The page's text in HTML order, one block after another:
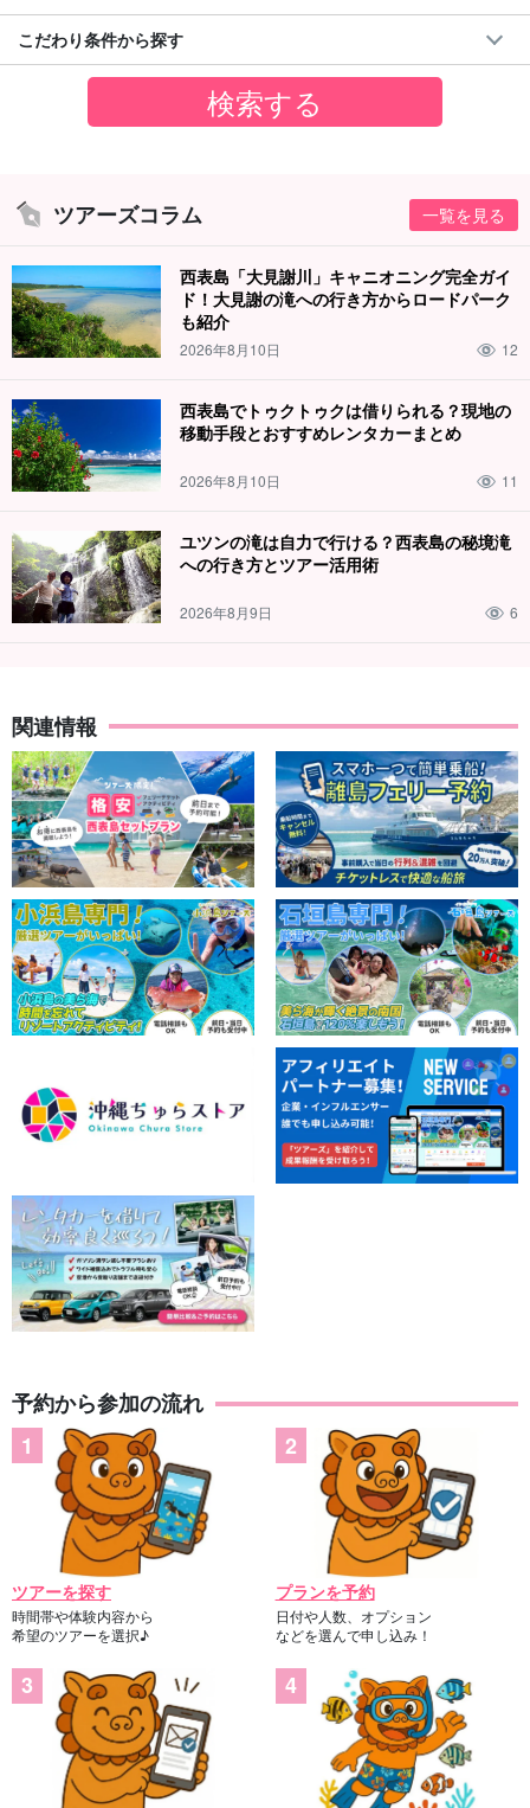
こだわり条件から探す
ツアーズコラム 一覧を見る
西表島「大見謝川」キャニオニング完全ガイ
ド！大見謝の滝への行き方からロードパーク
も紹介
2026年8月10日 12
西表島でトゥクトゥクは借りられる？現地の
移動手段とおすすめレンタカーまとめ
2026年8月10日 11
ユツンの滝は自力で行ける？西表島の秘境滝
への行き方とツアー活用術
2026年8月9日 6
関連情報
予約から参加の流れ
ツアーを探す
時間帯や体験内容から
希望のツアーを選択♪
プランを予約
日付や人数、オプション
などを選んで申し込み！